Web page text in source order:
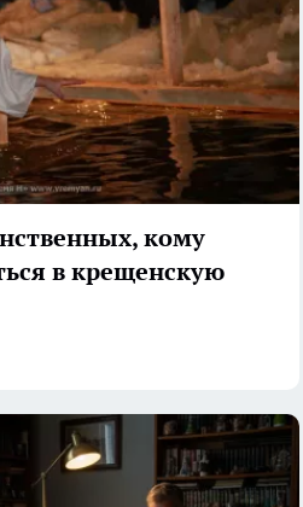
кому
в крещенскую